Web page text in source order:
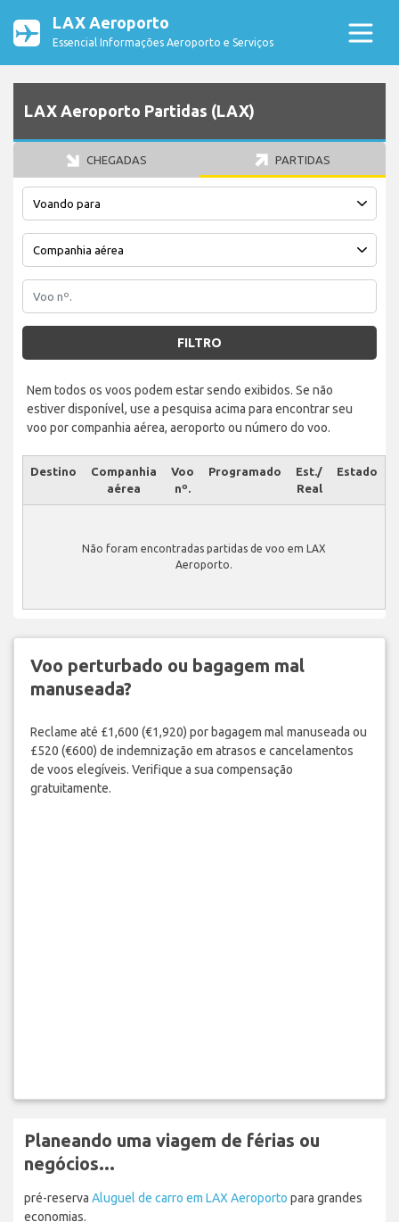
LAX Aeroporto
Essencial Informações Aeroporto e Serviços
LAX Aeroporto Partidas (LAX)
CHEGADAS PARTIDAS
FILTRO
Nem todos os voos podem estar sendo exibidos. Se não
estiver disponível, use a pesquisa acima para encontrar seu
voo por companhia aérea, aeroporto ou número do voo.
Destino
Companhia
aérea
Voo
nº.
Programado
Est./
Real
Estado
Não foram encontradas partidas de voo em LAX
Aeroporto.
Voo perturbado ou bagagem mal
manuseada?
Reclame até £1,600 (€1,920) por bagagem mal manuseada ou
£520 (€600) de indemnização em atrasos e cancelamentos
de voos elegíveis. Verifique a sua compensação
gratuitamente.
Planeando uma viagem de férias ou
negócios...
pré-reserva Aluguel de carro em LAX Aeroporto para grandes
economias.